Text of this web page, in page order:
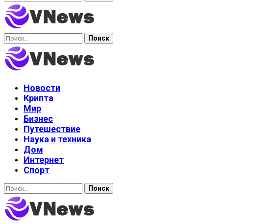
Найти:
Новости
Крипта
Мир
Бизнес
Путешествие
Наука и техника
Дом
Интернет
Спорт
Найти: